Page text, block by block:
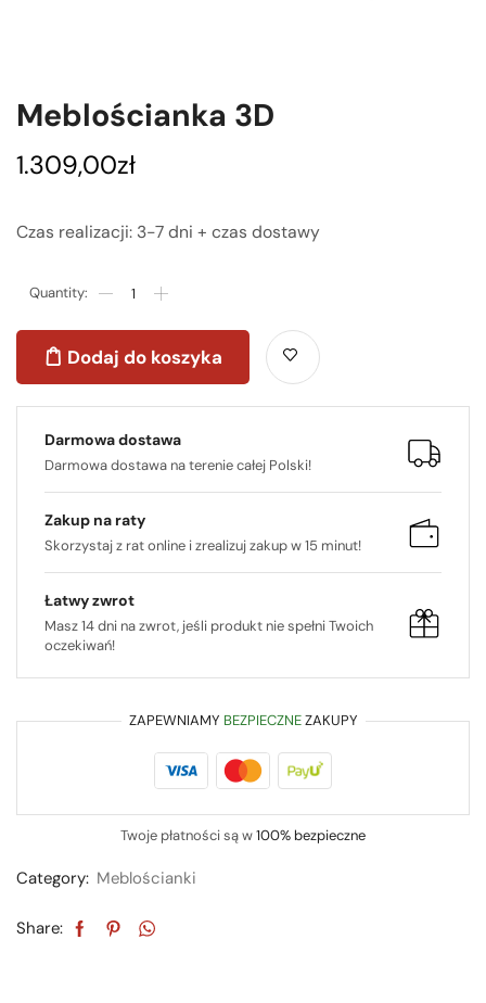
Meblościanka 3D
1.309,00zł
Czas realizacji: 3-7 dni + czas dostawy
Dodaj do koszyka
Darmowa dostawa
Darmowa dostawa na terenie całej Polski!
Zakup na raty
Skorzystaj z rat online i zrealizuj zakup w 15 minut!
Łatwy zwrot
Masz 14 dni na zwrot, jeśli produkt nie spełni Twoich
oczekiwań!
ZAPEWNIAMY BEZPIECZNEZAKUPY
Twoje płatności są w100% bezpieczne
Category: Meblościanki
Share: